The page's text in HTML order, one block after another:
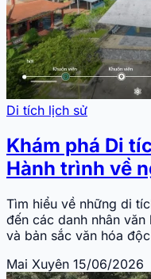
Di tích lịch sử
Khám phá Di
Hành trình về
Tìm hiểu về những di
đến các danh nhân
và bản sắc văn hóa
Mai Xuyên 15/06/2026